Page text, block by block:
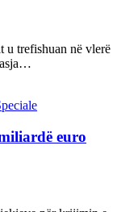
u trefishuan në vlerë
euro